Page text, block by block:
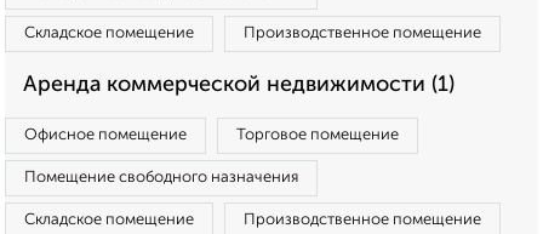
Складское помещение Производственное помещение
Аренда коммерческой недвижимости (1)
Офисное помещение Торговое помещение
Помещение свободного назначения
Складское помещение Производственное помещение